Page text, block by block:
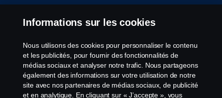
Scania Luxembourg - Rue Gabriël Lippmann 23 -
L-5365 Münsbach- Tél: +352 34 18 11
Informations sur les cookies
Nous utilisons des cookies pour personnaliser le contenu
et les publicités, pour fournir des fonctionnalités de
médias sociaux et analyser notre trafic. Nous partageons
également des informations sur votre utilisation de notre
site avec nos partenaires de médias sociaux, de publicité
et en analytique. En cliquant sur « J’accepte », vous